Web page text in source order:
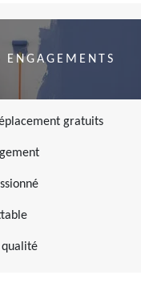
ENGAGEMENTS
gratuits
qualité